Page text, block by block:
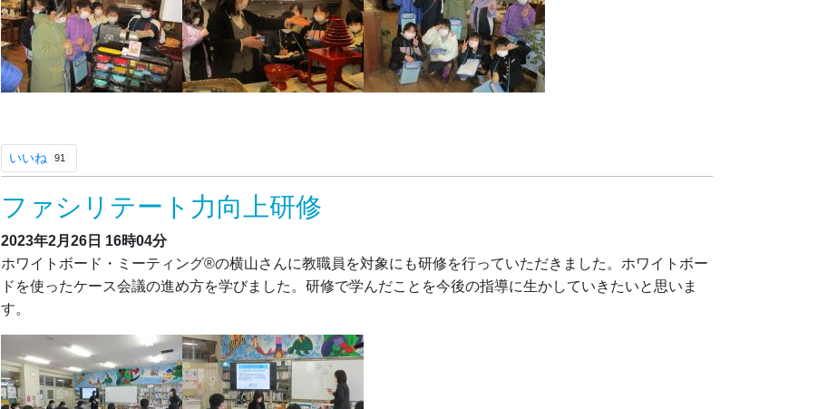
いいね 91
ファシリテート力向上研修
2023年2月26日 16時04分
ホワイトボード・ミーティング®の横山さんに教職員を対象にも研修を行っていただきました。ホワイトボー
ドを使ったケース会議の進め方を学びました。研修で学んだことを今後の指導に生かしていきたいと思いま
す。